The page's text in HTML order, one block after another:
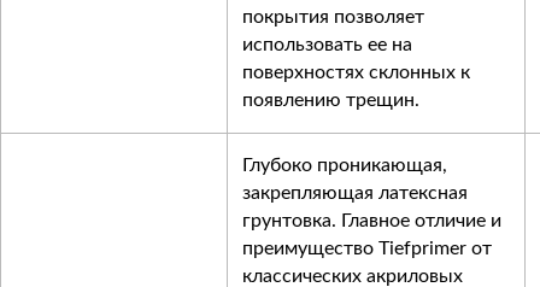
покрытия позволяет
использовать ее на
поверхностях склонных к
появлению трещин.
Глубоко проникающая,
закрепляющая латексная
грунтовка. Главное отличие и
преимущество Tiefprimer от
классических акриловых